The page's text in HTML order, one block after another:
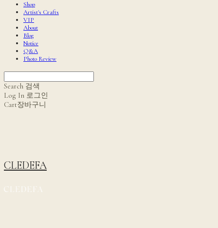
Shop
Artist's Crafts
VIP
About
Blog
Notice
Q&A
Photo Review
Search 검색
Log In 로그인
Cart장바구니
CLEDEFA